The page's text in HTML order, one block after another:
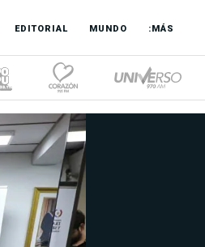
EDITORIAL MUNDO :MÁS